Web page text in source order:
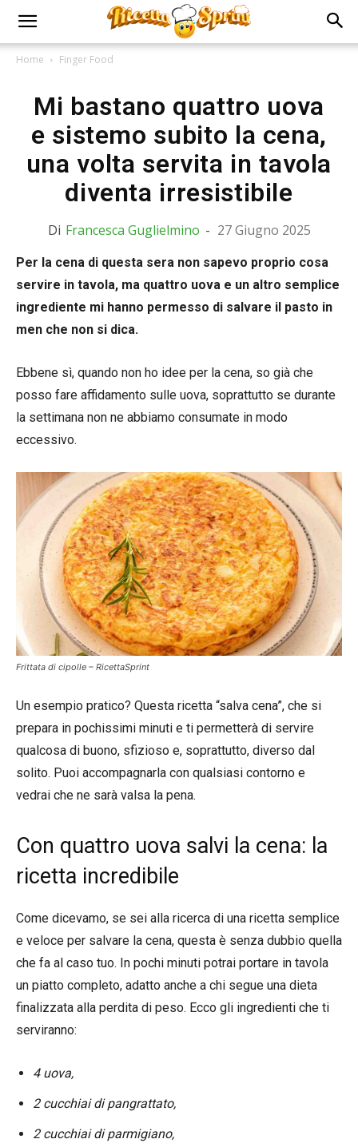
Home Finger Food
Mi bastano quattro uova
e sistemo subito la cena,
una volta servita in tavola
diventa irresistibile
Di Francesca Guglielmino - 27 Giugno 2025
Per la cena di questa sera non sapevo proprio cosa
servire in tavola, ma quattro uova e un altro semplice
ingrediente mi hanno permesso di salvare il pasto in
men che non si dica.
Ebbene sì, quando non ho idee per la cena, so già che
posso fare affidamento sulle uova, soprattutto se durante
la settimana non ne abbiamo consumate in modo
eccessivo.
Frittata di cipolle – RicettaSprint
Un esempio pratico? Questa ricetta “salva cena”, che si
prepara in pochissimi minuti e ti permetterà di servire
qualcosa di buono, sfizioso e, soprattutto, diverso dal
solito. Puoi accompagnarla con qualsiasi contorno e
vedrai che ne sarà valsa la pena.
Con quattro uova salvi la cena: la
ricetta incredibile
Come dicevamo, se sei alla ricerca di una ricetta semplice
e veloce per salvare la cena, questa è senza dubbio quella
che fa al caso tuo. In pochi minuti potrai portare in tavola
un piatto completo, adatto anche a chi segue una dieta
finalizzata alla perdita di peso. Ecco gli ingredienti che ti
serviranno:
4 uova,
2 cucchiai di pangrattato,
2 cucchiai di parmigiano,